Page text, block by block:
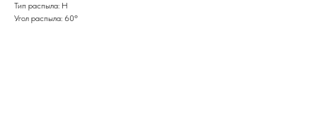
Тип распыла: H
Угол распыла: 60º